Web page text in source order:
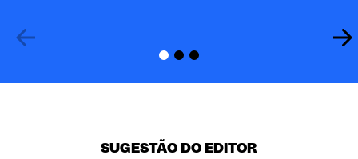
SUGESTÃO DO EDITOR